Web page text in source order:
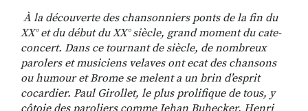
À la découverte des chansonniers ponts de la fin du
XX° et du début du XX° siècle, grand moment du cate-
concert. Dans ce tournant de siècle, de nombreux
parolers et musiciens velaves ont ecat des chansons
ou humour et Brome se melent a un brin d’esprit
cocardier. Paul Girollet, le plus prolifique de tous, y